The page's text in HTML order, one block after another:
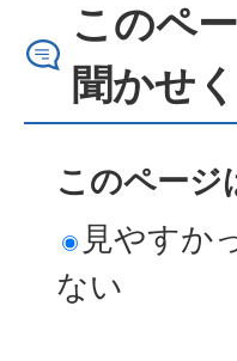
このペ
聞かせ
このページ
見やすか
ない